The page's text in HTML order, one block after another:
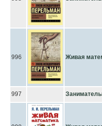
996 Живая
997